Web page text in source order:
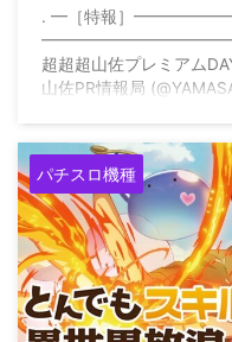
. ━［特報］
超超超山佐プレミアム
山佐PR情報局
パチスロ機種